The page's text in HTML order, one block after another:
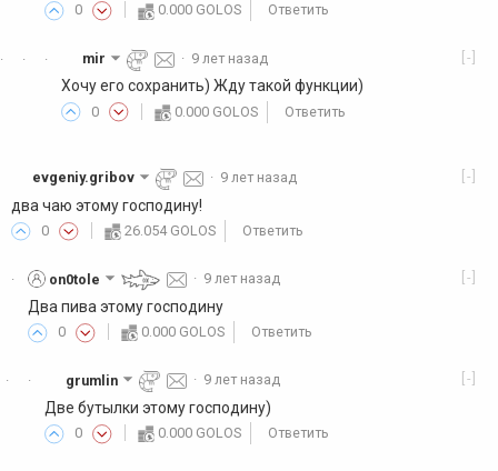
0 0.000 GOLOS Ответить
·
·
· [-]
mir · 9 лет назад
Хочу его сохранить) Жду такой функции)
0 0.000 GOLOS Ответить
[-]
evgeniy.gribov · 9 лет назад
два чаю этому господину!
0 26.054 GOLOS Ответить
· [-]
on0tole · 9 лет назад
Два пива этому господину
0 0.000 GOLOS Ответить
·
· [-]
grumlin · 9 лет назад
Две бутылки этому господину)
0 0.000 GOLOS Ответить